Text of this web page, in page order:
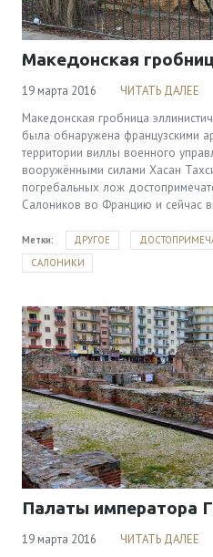
Македонская
19 марта 2016
ЧИТАТЬ ДАЛЕЕ
Македонская гробница
была обнаружена французскими
территории виллы военного
вооружёнными силами Хасан
погребальных лож
Салоников во Францию и сейчас
Метки: ДРУГОЕ
САЛОНИКИ
Палаты императора
19 марта 2016
ЧИТАТЬ ДАЛЕЕ